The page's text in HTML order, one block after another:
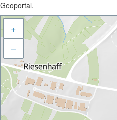
Geoportal.
+
–